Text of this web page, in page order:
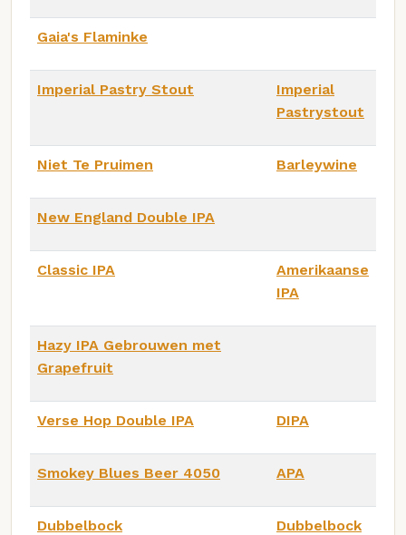
Gaia's Flaminke
Imperial Pastry Stout
Imperial
Pastrystout
Niet Te Pruimen Barleywine
New England Double IPA
Classic IPA
Amerikaanse
IPA
Hazy IPA Gebrouwen met
Grapefruit
Verse Hop Double IPA DIPA
Smokey Blues Beer 4050 APA
Dubbelbock Dubbelbock